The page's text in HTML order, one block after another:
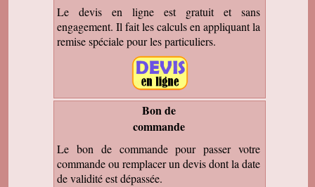
Le devis en ligne est gratuit et sans
engagement. Il fait les calculs en appliquant la
remise spéciale pour les particuliers.
Bon de
commande
Le bon de commande pour passer votre
commande ou remplacer un devis dont la date
de validité est dépassée.